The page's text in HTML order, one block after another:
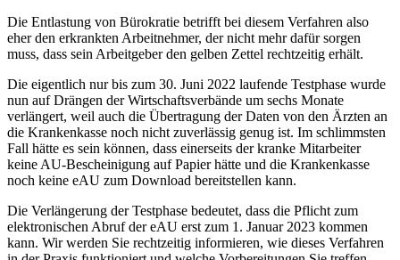
Die Entlastung von Bürokratie betrifft bei diesem Verfahren also
eher den erkrankten Arbeitnehmer, der nicht mehr dafür sorgen
muss, dass sein Arbeitgeber den gelben Zettel rechtzeitig erhält.
Die eigentlich nur bis zum 30. Juni 2022 laufende Testphase wurde
nun auf Drängen der Wirtschaftsverbände um sechs Monate
verlängert, weil auch die Übertragung der Daten von den Ärzten an
die Krankenkasse noch nicht zuverlässig genug ist. Im schlimmsten
Fall hätte es sein können, dass einerseits der kranke Mitarbeiter
keine AU-Bescheinigung auf Papier hätte und die Krankenkasse
noch keine eAU zum Download bereitstellen kann.
Die Verlängerung der Testphase bedeutet, dass die Pflicht zum
elektronischen Abruf der eAU erst zum 1. Januar 2023 kommen
kann. Wir werden Sie rechtzeitig informieren, wie dieses Verfahren